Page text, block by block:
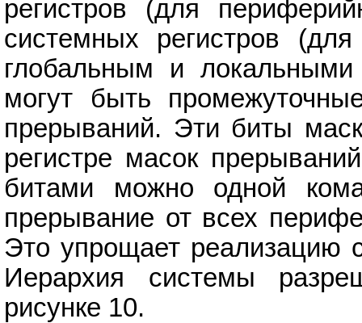
регистров (для
системных регистров
глобальным и
могут быть
прерываний. Эти биты
регистре масок
битами можно одной
прерывание от всех
Это упрощает реализацию
Иерархия системы
рисунке 10.